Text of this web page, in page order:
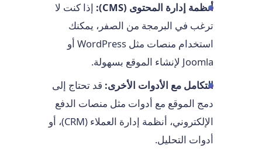
أنظمة إدارة المحتوى (CMS):
إذا كنت لا
ترغب في البرمجة من الصفر، يمكنك
استخدام منصات مثل WordPress أو
Joomla لإنشاء الموقع بسهولة.
التكامل مع الأدوات الأخرى: قد تحتاج إلى
دمج الموقع مع أدوات مثل منصات الدفع
الإلكتروني، أنظمة إدارة العملاء (CRM)، أو
أدوات التحليل.